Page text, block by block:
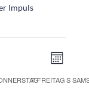
Impuls
Monat
FFREITAGS